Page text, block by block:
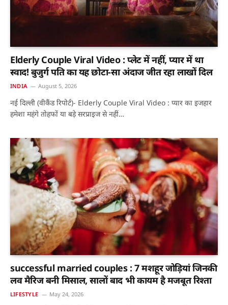
Elderly Couple Viral Video : प्लेट में नहीं, प्यार में था
स्वाद! बुजुर्ग पति का यह छोटा-सा अंदाज जीत रहा लाखों दिल
INDIA August 5, 2026
नई दिल्ली (वीकैंड रिपोर्ट)- Elderly Couple Viral Video : प्यार का इजहार
हमेशा महंगे तोहफों या बड़े सरप्राइज से नहीं…
successful married couples : 7 मशहूर जोड़ियां जिनकी
लव मैरिज बनी मिसाल, सालों बाद भी कायम है मजबूत रिश्ता
LIFESTYLE May 24, 2026